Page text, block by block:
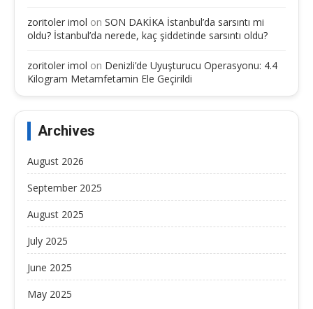
zoritoler imol on SON DAKİKA İstanbul’da sarsıntı mi
oldu? İstanbul’da nerede, kaç şiddetinde sarsıntı oldu?
zoritoler imol on Denizli’de Uyuşturucu Operasyonu: 4.4
Kilogram Metamfetamin Ele Geçirildi
Archives
August 2026
September 2025
August 2025
July 2025
June 2025
May 2025